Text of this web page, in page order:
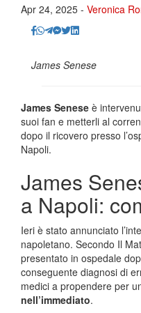
Apr 24, 2025 - Veronica
James Senese
James Senese è
suoi fan e metterli al
dopo il ricovero presso
Napoli.
James
a Napoli:
Ieri è stato annunciato
napoletano. Secondo Il
presentato in ospedale
conseguente diagnosi di
medici a propendere per
nell’immediato.